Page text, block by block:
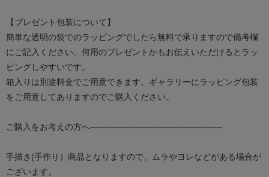
【プレゼント包装について】
簡単な透明の袋でのラッピングでしたら無料で承りますので備考欄
にご記入ください。何用のプレゼントかもお伝えいただけるとラッ
ピングしやすいです。
箱入りは別途料金でご用意できます。ギャラリーにラッピング包装
をご用意してありますのでご購入ください。
ご購入をお考えの方へ--------------------------------------------
手描き(手作り）商品となりますので、ムラやヨレなどがある場合が
ございます。